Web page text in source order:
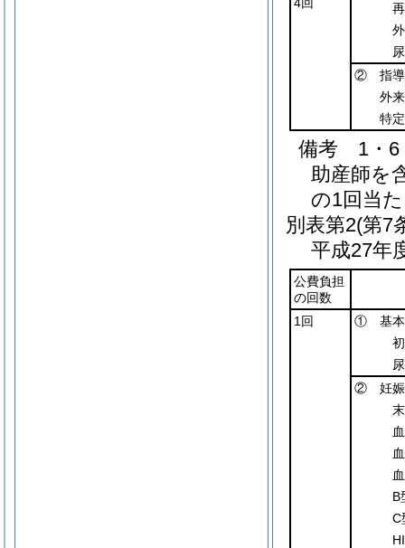
② 指導
外
特
備考 1・6
助産師を
の1回当
別表第2(第7
平成27年
公費負担
の回数
1回
① 基本
② 妊娠
B
C